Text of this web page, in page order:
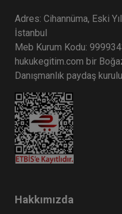
Adres: Cihannüma, Eski
İstanbul
Meb Kurum Kodu:
hukukegitim.com bir
Danışmanlık paydaş
Hakkımızda